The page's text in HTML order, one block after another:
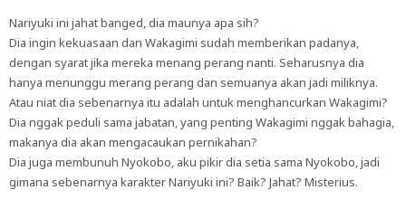
Nariyuki ini jahat banged, dia maunya apa sih?
Dia ingin kekuasaan dan Wakagimi sudah memberikan padanya,
dengan syarat jika mereka menang perang nanti. Seharusnya dia
hanya menunggu merang perang dan semuanya akan jadi miliknya.
Atau niat dia sebenarnya itu adalah untuk menghancurkan Wakagimi?
Dia nggak peduli sama jabatan, yang penting Wakagimi nggak bahagia,
makanya dia akan mengacaukan pernikahan?
Dia juga membunuh Nyokobo, aku pikir dia setia sama Nyokobo, jadi
gimana sebenarnya karakter Nariyuki ini? Baik? Jahat? Misterius.